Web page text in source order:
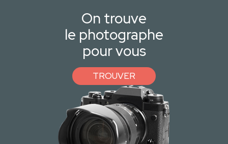
On trouve
le photographe
pour vous
TROUVER